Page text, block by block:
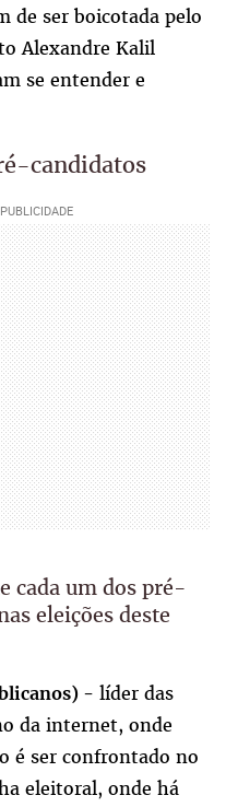
de ser boicotada pelo
Alexandre Kalil
se entender e
candidatos
cada um dos pré-
eleições deste
- líder das
da internet, onde
é ser confrontado no
eleitoral, onde há